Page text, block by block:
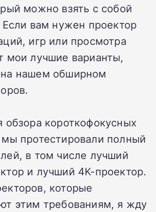
можно взять с собой
Если вам нужен проектор
игр или просмотра
мои лучшие варианты,
нашем обширном
обзора короткофокусных
протестировали полный
в том числе лучший
и лучший 4K-проектор.
которые
этим требованиям, я жду